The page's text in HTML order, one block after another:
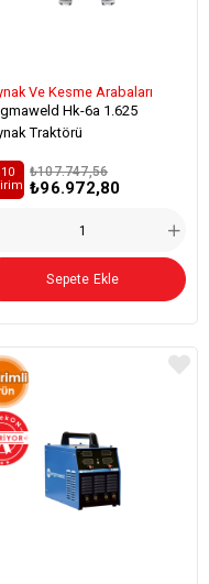
Ve Kesme Arabaları
Hk-6a 1.625
Traktörü
₺96.972,80
₺107.747,56
Sepete Ekle